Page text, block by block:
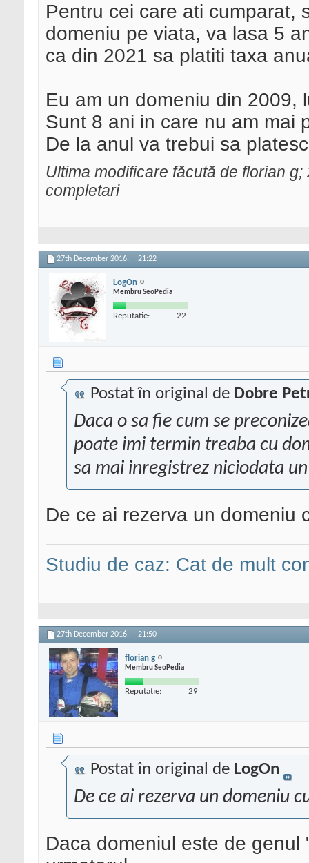
Pentru cei care ati cumparat,
domeniu pe viata, va lasa 5
ca din 2021 sa platiti taxa
Eu am un domeniu din 2009,
Sunt 8 ani in care nu am mai
De la anul va trebui sa
Ultima modificare făcută de florian
completari
27th December 2016, 21:22
LogOn
Membru SeoPedia
Reputatie: 22
Postat în original de Dobre
Daca o sa fie cum se
poate imi termin treaba cu
sa mai inregistrez niciodata
De ce ai rezerva un domeniu
Studiu de caz: Cat de mult
27th December 2016, 21:50
florian g
Membru SeoPedia
Reputatie: 29
Postat în original de LogOn
De ce ai rezerva un domeniu
Daca domeniul este de